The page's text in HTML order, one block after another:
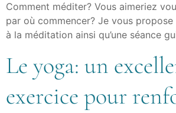
Comment méditer? Vous aimeriez
par où commencer? Je vous
à la méditation ainsi qu’une séance
Le yoga: un
exercice pour